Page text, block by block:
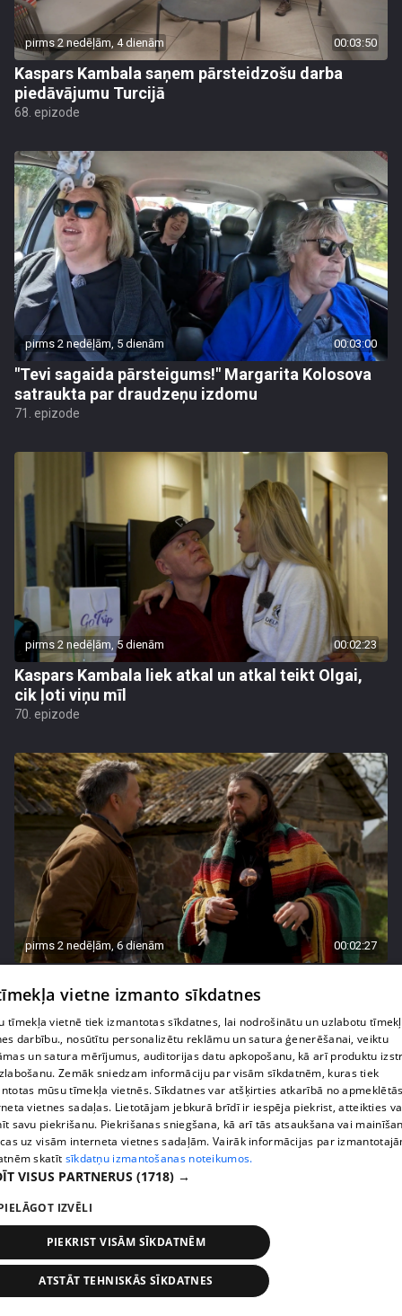
pirms 2 nedēļām, 4 dienām 00:03:50
Kaspars Kambala saņem pārsteidzošu darba
piedāvājumu Turcijā
68. epizode
pirms 2 nedēļām, 5 dienām 00:03:00
"Tevi sagaida pārsteigums!" Margarita Kolosova
satraukta par draudzeņu izdomu
71. epizode
pirms 2 nedēļām, 5 dienām 00:02:23
Kaspars Kambala liek atkal un atkal teikt Olgai,
cik ļoti viņu mīl
70. epizode
pirms 2 nedēļām, 6 dienām 00:02:27
71. epizode
pirms 2 nedēļām, 6 dienām
Magone sarūpē īpašu dāvanu savai draudzenei
Evitai
72. epizode
vietne izmanto sīkdatnes
tīmekļa vietnē tiek izmantotas sīkdatnes, lai nodrošinātu un uzlabotu
darbību., nosūtītu personalizētu reklāmu un satura ģenerēšanai, veiktu
un satura mērījumus, auditorijas datu apkopošanu, kā arī produktu
Zemāk sniedzam informāciju par visām sīkdatnēm, kuras tiek
mūsu tīmekļa vietnēs. Sīkdatnes var atšķirties atkarībā no
vietnes sadaļas. Lietotājam jebkurā brīdī ir iespēja piekrist, atteikties
savu piekrišanu. Piekrišanas sniegšana, kā arī tās atsaukšana vai
uz visām interneta vietnes sadaļām. Vairāk informācijas par
skatīt sīkdatņu izmantošanas noteikumos.
VISUS PARTNERUS (1718) →
IZVĒLI
PIEKRIST VISĀM SĪKDATNĒM
ATSTĀT TEHNISKĀS SĪKDATNES